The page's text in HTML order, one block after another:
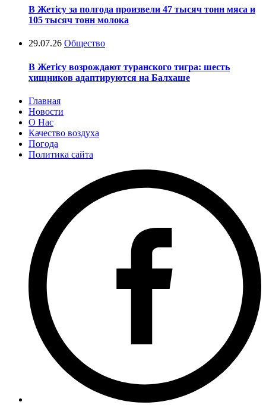
В Жетісу за полгода произвели 47 тысяч тонн мяса и
105 тысяч тонн молока
29.07.26 Общество
В Жетісу возрождают туранского тигра: шесть
хищников адаптируются на Балхаше
Главная
Новости
О Нас
Качество воздуха
Погода
Политика сайта